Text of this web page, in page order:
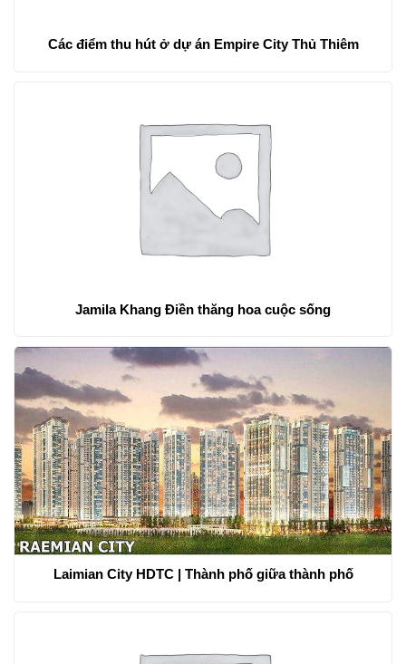
Các điểm thu hút ở dự án Empire City Thủ Thiêm
Jamila Khang Điền thăng hoa cuộc sống
Laimian City HDTC | Thành phố giữa thành phố